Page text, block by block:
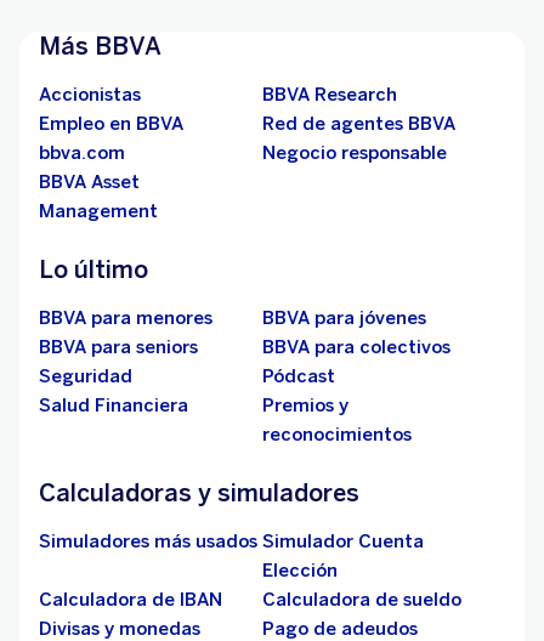
Más BBVA
Accionistas
BBVA Research
Empleo en BBVA
Red de agentes BBVA
bbva.com
Negocio responsable
BBVA Asset
Management
Lo último
BBVA para menores
BBVA para jóvenes
BBVA para seniors
BBVA para colectivos
Seguridad
Pódcast
Salud Financiera
Premios y
reconocimientos
Calculadoras y simuladores
Simuladores más usados Simulador Cuenta
Elección
Calculadora de IBAN
Calculadora de sueldo
Divisas y monedas
Pago de adeudos